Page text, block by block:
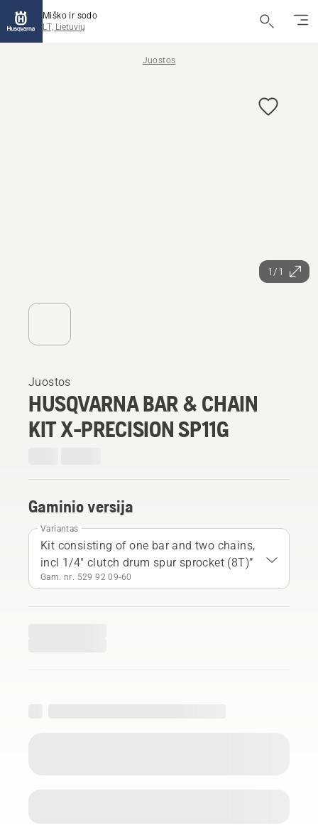
Miško ir sodo
LT, Lietuvių
Juostos
1/1
Juostos
HUSQVARNA BAR & CHAIN
KIT X-PRECISION SP11G
Gaminio versija
Variantas
Kit consisting of one bar and two chains,
incl 1/4" clutch drum spur sprocket (8T)”
Gam. nr. 529 92 09‑60